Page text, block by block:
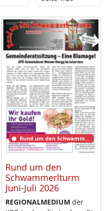
Rund um den Schwammerlturm
Rund um den
Schwammerlturm
Juni-Juli 2026
RE­GIO­NAL­ME­DI­UM der